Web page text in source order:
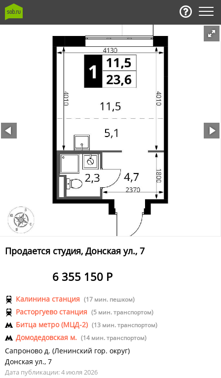
Продается студия, Донская ул., 7
6 355 150 Р
Калинина станция (17 мин. пешком)
Расторгуево станция (5 мин. транспортом)
Битца метро (МЦД-2) (13 мин. транспортом)
Домодедовская м. (14 мин. транспортом)
Сапроново д. (Ленинский гор. округ)
Донская ул., 7
Дата публикации: 4 июля 2026